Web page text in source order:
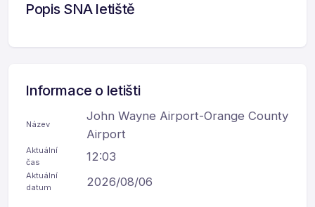
Popis SNA letiště
Informace o letišti
Název
John Wayne Airport-Orange County
Airport
Aktuální
čas
12:03
Aktuální
datum
2026/08/06